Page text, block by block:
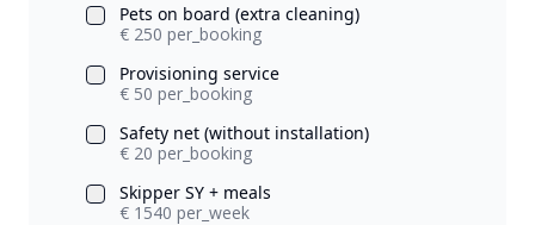
Pets on board (extra cleaning)
€ 250 per_booking
Provisioning service
€ 50 per_booking
Safety net (without installation)
€ 20 per_booking
Skipper SY + meals
€ 1540 per_week